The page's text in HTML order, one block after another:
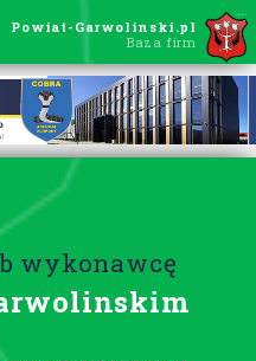
Powiat-Garwolinski.pl
Baza firm
wykonawcę